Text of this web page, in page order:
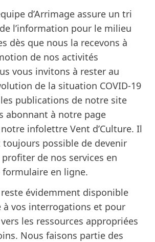
d’Arrimage assure un tri
l’information pour le milieu
dès que nous la recevons à
de nos activités
vous invitons à rester au
de la situation COVID-19
les publications de notre site
abonnant à notre page
notre infolettre Vent d’Culture. Il
toujours possible de devenir
de nos services en
formulaire en ligne.
reste évidemment disponible
à vos interrogations et pour
les ressources appropriées
Nous faisons partie des